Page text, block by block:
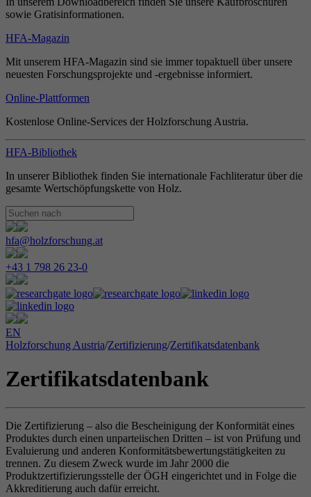
sowie Gratisinformationen.
HFA-Magazin
Mit unserem HFA-Magazin sind sie immer topaktuell über unsere
neuesten Forschungsprojekte und -ergebnisse informiert.
Online-Plattformen
Kostenlose Online-Services der Holzforschung Austria.
HFA-Bibliothek
In unserer Bibliothek finden Sie internationale Fachliteratur über die
gesamte Wertschöpfungskette von Holz.
hfa@holzforschung.at
+43 1 798 26 23-0
EN
Holzforschung Austria/Zertifizierung/Zertifikatsdatenbank
Zertifikatsdatenbank
Die Zertifizierung – also die Bescheinigung der Konformität eines
Produktes durch einen unparteiischen Dritten – ist von Prüfung und
Evaluierung und anderen Konformitätsbewertungstätigkeiten zu
trennen. Zu diesem Zweck wurde im Jahr 2000 die
Produktzertifizierungsstelle der ÖGH eingerichtet und in Folge die
Akkreditierung auch dafür erreicht.